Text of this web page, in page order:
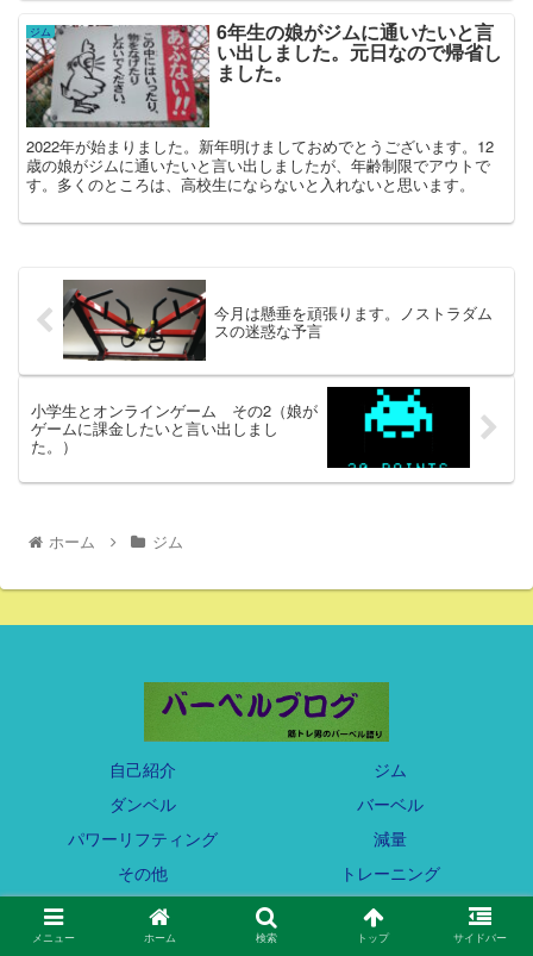
ジム 6年生の娘がジムに通いたいと言
い出しました。元日なので帰省し
ました。
2022年が始まりました。新年明けましておめでとうございます。12
歳の娘がジムに通いたいと言い出しましたが、年齢制限でアウトで
す。多くのところは、高校生にならないと入れないと思います。
今月は懸垂を頑張ります。ノストラダム
スの迷惑な予言
小学生とオンラインゲーム その2（娘が
ゲームに課金したいと言い出しまし
た。）
ホーム ジム
自己紹介
ジム
ダンベル
バーベル
パワーリフティング
減量
その他
トレーニング
5/3/1プログラム
ピーキング
ウエイトリフティング
自己ベスト更新
メニュー ホーム 検索 トップ サイドバー